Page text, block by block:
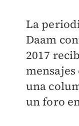
La
Daam
2017
una
un foro